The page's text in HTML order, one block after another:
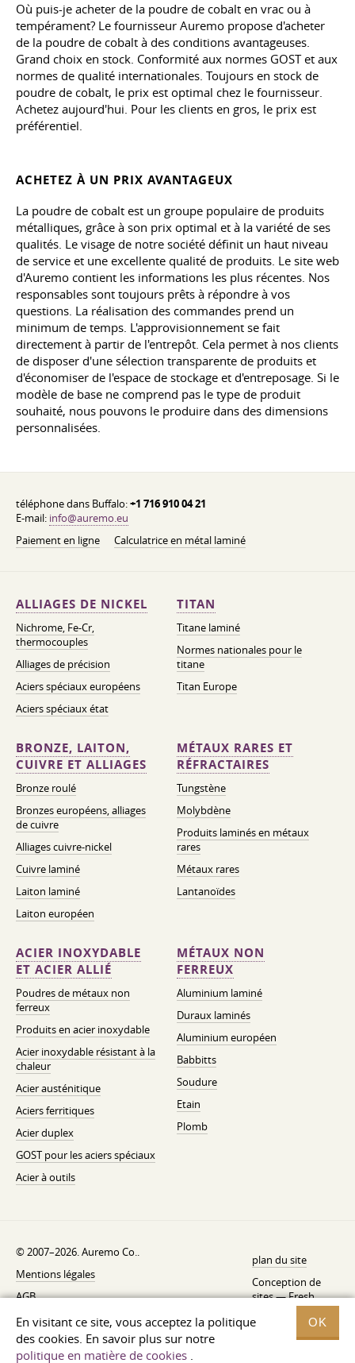
En visitant ce site, vous acceptez la politique
des cookies. En savoir plus sur notre
politique en matière de cookies .
OK
Où puis-je acheter de la poudre de cobalt en vrac ou à
tempérament? Le fournisseur Auremo propose d'acheter
de la poudre de cobalt à des conditions avantageuses.
Grand choix en stock. Conformité aux normes GOST et aux
normes de qualité internationales. Toujours en stock de
poudre de cobalt, le prix est optimal chez le fournisseur.
Achetez aujourd'hui. Pour les clients en gros, le prix est
préférentiel.
ACHETEZ À UN PRIX AVANTAGEUX
La poudre de cobalt est un groupe populaire de produits
métalliques, grâce à son prix optimal et à la variété de ses
qualités. Le visage de notre société définit un haut niveau
de service et une excellente qualité de produits. Le site web
d'Auremo contient les informations les plus récentes. Nos
responsables sont toujours prêts à répondre à vos
questions. La réalisation des commandes prend un
minimum de temps. L'approvisionnement se fait
directement à partir de l'entrepôt. Cela permet à nos clients
de disposer d'une sélection transparente de produits et
d'économiser de l'espace de stockage et d'entreposage. Si le
modèle de base ne comprend pas le type de produit
souhaité, nous pouvons le produire dans des dimensions
personnalisées.
téléphone dans Buffalo:+1 716 910 04 21
E-mail: info@auremo.eu
Paiement en ligne
Calculatrice en métal laminé
ALLIAGES DE NICKEL
Nichrome, Fe-Cr,
thermocouples
Alliages de précision
Aciers spéciaux européens
Aciers spéciaux état
TITAN
Titane laminé
Normes nationales pour le
titane
Titan Europe
BRONZE, LAITON,
CUIVRE ET ALLIAGES
Bronze roulé
Bronzes européens, alliages
de cuivre
Alliages cuivre-nickel
Cuivre laminé
Laiton laminé
Laiton européen
MÉTAUX RARES ET
RÉFRACTAIRES
Tungstène
Molybdène
Produits laminés en métaux
rares
Métaux rares
Lantanoïdes
ACIER INOXYDABLE
ET ACIER ALLIÉ
Poudres de métaux non
ferreux
Produits en acier inoxydable
Acier inoxydable résistant à la
chaleur
Acier austénitique
Aciers ferritiques
Acier duplex
GOST pour les aciers spéciaux
Acier à outils
MÉTAUX NON
FERREUX
Aluminium laminé
Duraux laminés
Aluminium européen
Babbitts
Soudure
Etain
Plomb
© 2007–2026. Auremo Co..
Mentions légales
AGB
Politique de rétractation
Politique de confidentialité
plan du site
Conception de
sites —Fresh